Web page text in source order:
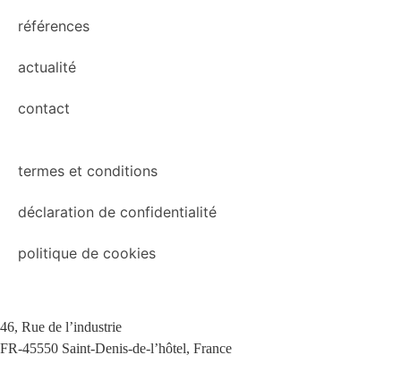
références
actualité
contact
termes et conditions
déclaration de confidentialité
politique de cookies
46, Rue de l’industrie
FR-45550 Saint-Denis-de-l’hôtel, France